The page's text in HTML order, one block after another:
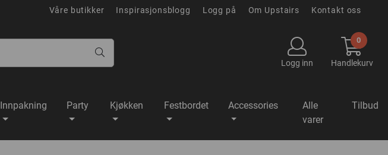
Våre butikker Inspirasjonsblogg Logg på Om Upstairs Kontakt oss
Logg inn
0
Handlekurv
Innpakning Party Kjøkken Festbordet Accessories
Alle
varer
Tilbud